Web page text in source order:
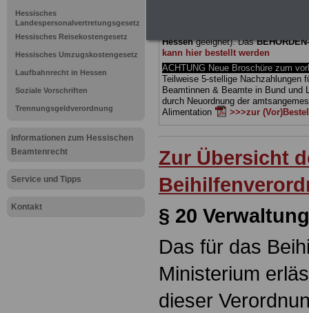
Hessisches
Landespersonalvertretungsgesetz
Hessisches Reisekostengesetz
Hessisches Umzugskostengesetz
Laufbahnrecht in Hessen
Soziale Vorschriften
Trennungsgeldverordnung
Informationen zum Hessischen
Beamtenrecht
Service und Tipps
Kontakt
Hessengeeignet).Das
kann hier bestellt werden
ACHTUNG Neue Broschüre zum
Teilweise 5-stellige Nachzahlungen
Beamtinnen & Beamte in Bund und
durch Neuordnung der
Alimentation
>>>zur
Zur Übersicht
§ 20
Das für das
Ministerium
dieser